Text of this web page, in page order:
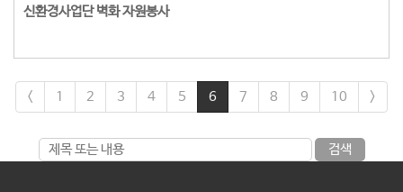
신환경사업단 벽화 자원봉사
< 1 2 3 4 5 6 7 8 9 10 >
검색